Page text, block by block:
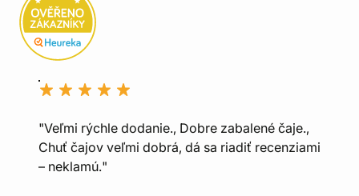
"Veľmi rýchle dodanie., Dobre zabalené čaje.,
Chuť čajov veľmi dobrá, dá sa riadiť recenziami
– neklamú."